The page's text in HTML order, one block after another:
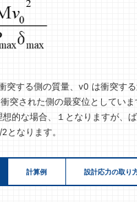
突する側の質量、v0 は衝突す
突された側の最変位としてい
想的な場合、１となりますが、
となります。
計算例 設計応力の取り